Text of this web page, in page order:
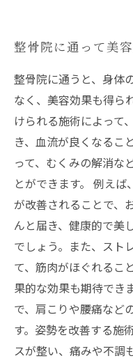
整骨院に通って美
整骨院に通うと、身体
なく、美容効果も得ら
けられる施術によって
き、血流が良くなるこ
って、むくみの解消な
とができます。 例え
が改善されることで、
んと届き、健康的で美
でしょう。また、スト
て、筋肉がほぐれるこ
果的な効果も期待でき
で、肩こりや腰痛など
す。姿勢を改善する施
スが整い、痛みや不調